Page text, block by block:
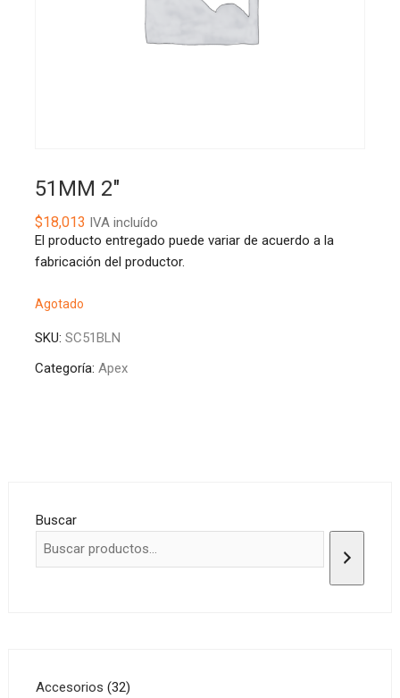
51MM 2″
$18,013 IVA incluído
El producto entregado puede variar de acuerdo a la
fabricación del productor.
Agotado
SKU: SC51BLN
Categoría: Apex
Buscar
Accesorios 3232